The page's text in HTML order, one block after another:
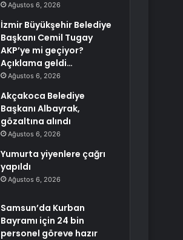
Ağustos 6, 2026
İzmir Büyükşehir Belediye
Başkanı Cemil Tugay
AKP’ye mi geçiyor?
Açıklama geldi…
Ağustos 6, 2026
Akçakoca Belediye
Başkanı Albayrak,
gözaltına alındı
Ağustos 6, 2026
Yumurta yiyenlere çağrı
yapıldı
Ağustos 6, 2026
Samsun’da Kurban
Bayramı için 24 bin
personel göreve hazır